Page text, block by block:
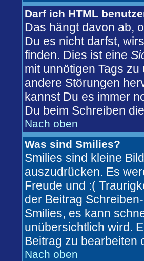
Darf ich HTML
Das hängt davon ab,
Du es nicht darfst,
finden. Dies ist eine
mit unnötigen Tags
andere Störungen
kannst Du es immer
Du beim Schreiben
Nach oben
Was sind Smilies?
Smilies sind kleine
auszudrücken. Es
Freude und :(
der Beitrag
Smilies, es kann
unübersichtlich wird.
Beitrag zu bearbeiten
Nach oben